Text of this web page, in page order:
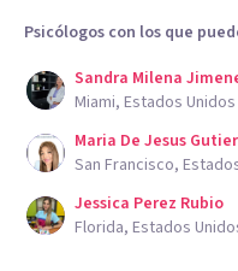
Psicólogos con los que
Sandra Milena
Miami, Estados
Maria De Jesus
San Francisco,
Jessica Perez Rubio
Florida, Estados